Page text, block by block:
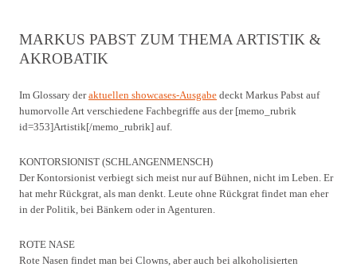
MARKUS PABST ZUM THEMA ARTISTIK &
AKROBATIK
Im Glossary deraktuellen showcases-Ausgabe deckt Markus Pabst auf
humorvolle Art verschiedene Fachbegriffe aus der [memo_rubrik
id=353]Artistik[/memo_rubrik] auf.
KONTORSIONIST (SCHLANGENMENSCH)
Der Kontorsionist verbiegt sich meist nur auf Bühnen, nicht im Leben. Er
hat mehr Rückgrat, als man denkt. Leute ohne Rückgrat findet man eher
in der Politik, bei Bänkern oder in Agenturen.
ROTE NASE
Rote Nasen findet man bei Clowns, aber auch bei alkoholisierten